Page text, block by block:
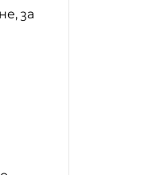
за